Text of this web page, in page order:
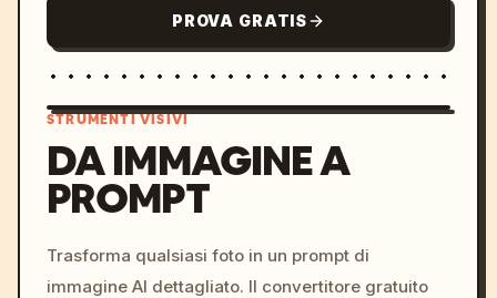
PROVA GRATIS
colors, 8k --v 6.0
STRUMENTI VISIVI
DA IMMAGINE A
PROMPT
Trasforma qualsiasi foto in un prompt di
immagine AI dettagliato. Il convertitore gratuito